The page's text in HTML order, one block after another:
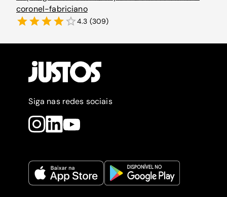
coronel-fabriciano
4.3 (309)
Siga nas redes sociais